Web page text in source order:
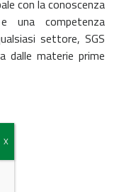
con la conoscenza
una competenza
settore, SGS
dalle materie prime